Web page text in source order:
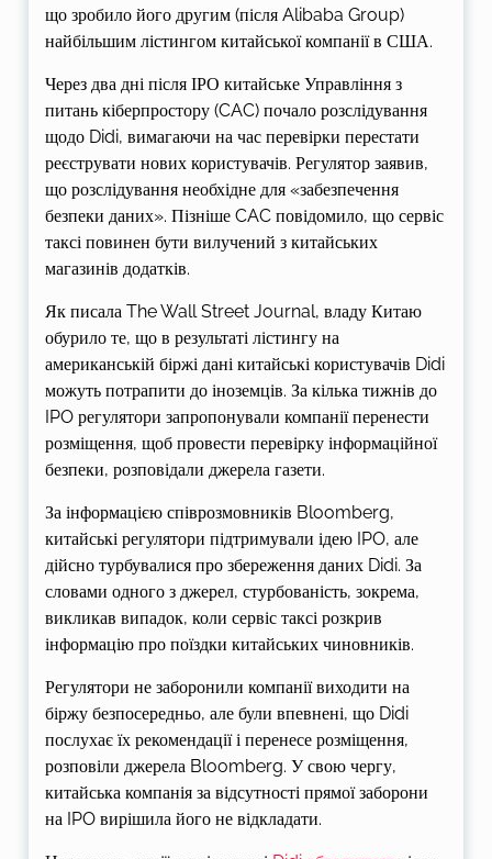
що зробило його другим (після Alibaba Group)
найбільшим лістингом китайської компанії в США.
Через два дні після ІРО китайське Управління з
питань кіберпростору (CAC) почало розслідування
щодо Didi, вимагаючи на час перевірки перестати
реєструвати нових користувачів. Регулятор заявив,
що розслідування необхідне для «забезпечення
безпеки даних». Пізніше CAC повідомило, що сервіс
таксі повинен бути вилучений з китайських
магазинів додатків.
Як писала The Wall Street Journal, владу Китаю
обурило те, що в результаті лістингу на
американській біржі дані китайські користувачів Didi
можуть потрапити до іноземців. За кілька тижнів до
IPO регулятори запропонували компанії перенести
розміщення, щоб провести перевірку інформаційної
безпеки, розповідали джерела газети.
За інформацією співрозмовників Bloomberg,
китайські регулятори підтримували ідею IPO, але
дійсно турбувалися про збереження даних Didi. За
словами одного з джерел, стурбованість, зокрема,
викликав випадок, коли сервіс таксі розкрив
інформацію про поїздки китайських чиновників.
Регулятори не заборонили компанії виходити на
біржу безпосередньо, але були впевнені, що Didi
послухає їх рекомендації і перенесе розміщення,
розповіли джерела Bloomberg. У свою чергу,
китайська компанія за відсутності прямої заборони
на IPO вирішила його не відкладати.